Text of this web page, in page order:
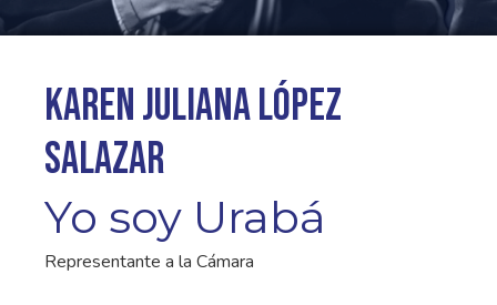
Karen Juliana López
Salazar
Yo soy Urabá
Representante a la Cámara